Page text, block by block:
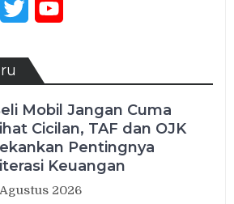
TikTok Twitter
Mobil Jangan Cuma
Cicilan, TAF dan OJK
Pentingnya
Keuangan
2026